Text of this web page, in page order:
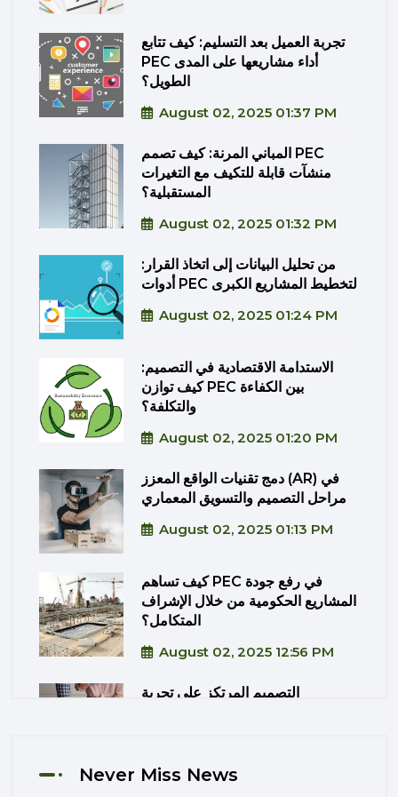
تجربة العميل بعد التسليم: كيف تتابع
PEC أداء مشاريعها على المدى
الطويل؟
August 02, 2025 01:37 PM
المباني المرنة: كيف تصمم PEC
منشآت قابلة للتكيف مع التغيرات
المستقبلية؟
August 02, 2025 01:32 PM
من تحليل البيانات إلى اتخاذ القرار:
أدوات PEC لتخطيط المشاريع الكبرى
August 02, 2025 01:24 PM
الاستدامة الاقتصادية في التصميم:
كيف توازن PEC بين الكفاءة
والتكلفة؟
August 02, 2025 01:20 PM
دمج تقنيات الواقع المعزز (AR) في
مراحل التصميم والتسويق المعماري
August 02, 2025 01:13 PM
كيف تساهم PEC في رفع جودة
المشاريع الحكومية من خلال الإشراف
المتكامل؟
August 02, 2025 12:56 PM
التصميم المرتكز على تجربة
August 02, 2025 12:52 PM
Never Miss News